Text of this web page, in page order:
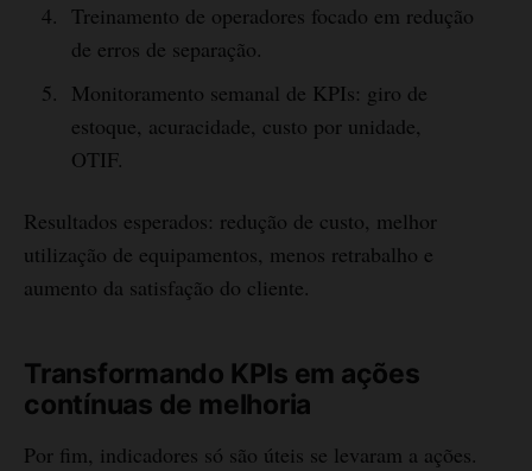
Treinamento de operadores focado em redução
de erros de separação.
Monitoramento semanal de KPIs: giro de
estoque, acuracidade, custo por unidade,
OTIF.
Resultados esperados: redução de custo, melhor
utilização de equipamentos, menos retrabalho e
aumento da satisfação do cliente.
Transformando KPIs em ações
contínuas de melhoria
Por fim, indicadores só são úteis se levaram a ações.